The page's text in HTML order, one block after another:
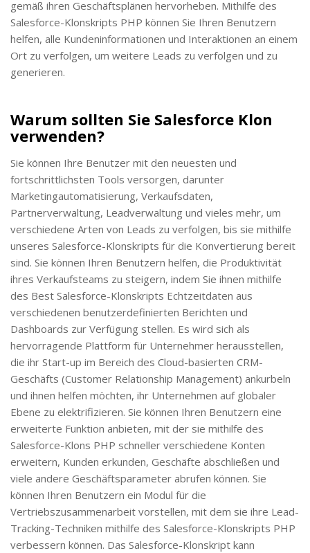
gemäß ihren Geschäftsplänen hervorheben. Mithilfe des
Salesforce-Klonskripts PHP können Sie Ihren Benutzern
helfen, alle Kundeninformationen und Interaktionen an einem
Ort zu verfolgen, um weitere Leads zu verfolgen und zu
generieren.
Warum sollten Sie Salesforce Klon
verwenden?
Sie können Ihre Benutzer mit den neuesten und
fortschrittlichsten Tools versorgen, darunter
Marketingautomatisierung, Verkaufsdaten,
Partnerverwaltung, Leadverwaltung und vieles mehr, um
verschiedene Arten von Leads zu verfolgen, bis sie mithilfe
unseres Salesforce-Klonskripts für die Konvertierung bereit
sind. Sie können Ihren Benutzern helfen, die Produktivität
ihres Verkaufsteams zu steigern, indem Sie ihnen mithilfe
des Best Salesforce-Klonskripts Echtzeitdaten aus
verschiedenen benutzerdefinierten Berichten und
Dashboards zur Verfügung stellen. Es wird sich als
hervorragende Plattform für Unternehmer herausstellen,
die ihr Start-up im Bereich des Cloud-basierten CRM-
Geschäfts (Customer Relationship Management) ankurbeln
und ihnen helfen möchten, ihr Unternehmen auf globaler
Ebene zu elektrifizieren. Sie können Ihren Benutzern eine
erweiterte Funktion anbieten, mit der sie mithilfe des
Salesforce-Klons PHP schneller verschiedene Konten
erweitern, Kunden erkunden, Geschäfte abschließen und
viele andere Geschäftsparameter abrufen können. Sie
können Ihren Benutzern ein Modul für die
Vertriebszusammenarbeit vorstellen, mit dem sie ihre Lead-
Tracking-Techniken mithilfe des Salesforce-Klonskripts PHP
verbessern können. Das Salesforce-Klonskript kann